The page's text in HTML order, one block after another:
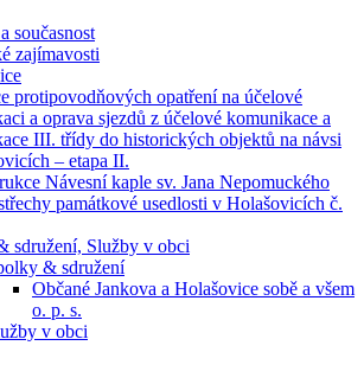
současnost
zajímavosti
protipovodňových opatření na účelové
a oprava sjezdů z účelové komunikace a
III. třídy do historických objektů na návsi
– etapa II.
Návesní kaple sv. Jana Nepomuckého
památkové usedlosti v Holašovicích č.
sdružení, Služby v obci
& sdružení
Občané Jankova a Holašovice sobě a všem
o. p. s.
v obci